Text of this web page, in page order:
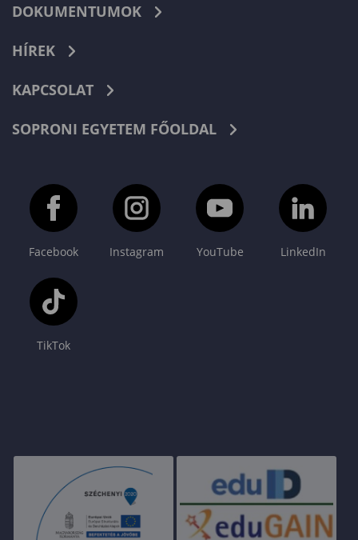
DOKUMENTUMOK
HÍREK
KAPCSOLAT
SOPRONI EGYETEM FŐOLDAL
Facebook Instagram YouTube LinkedIn
TikTok